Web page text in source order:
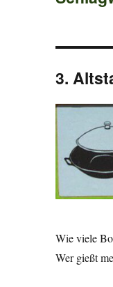
3.
Wie viele
Wer gießt